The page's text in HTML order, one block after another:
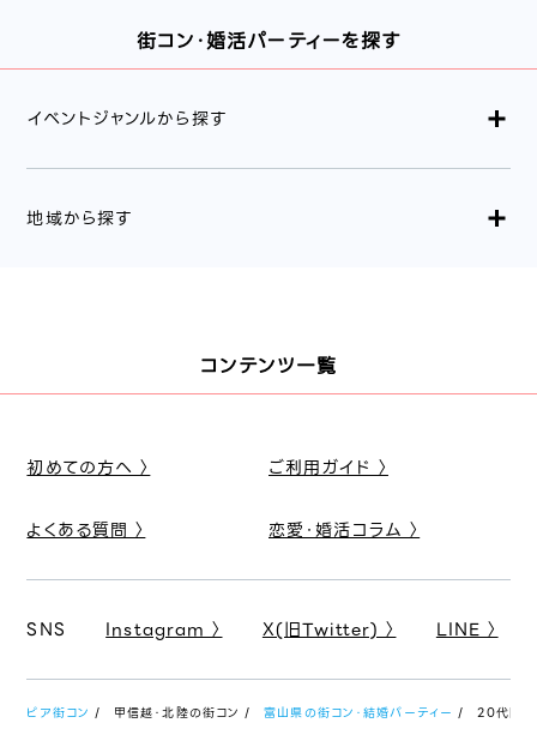
街コン・婚活パーティーを探す
イベントジャンルから探す
地域から探す
コンテンツ一覧
初めての方へ 〉 ご利用ガイド 〉
よくある質問 〉 恋愛・婚活コラム 〉
SNS Instagram 〉 X(旧Twitter) 〉 LINE 〉
ピア街コン 甲信越・北陸の街コン 富山県の街コン・結婚パーティー 20代限定